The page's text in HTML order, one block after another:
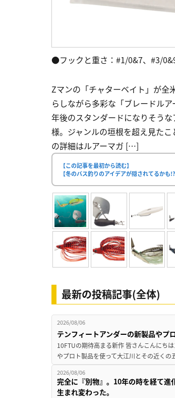
●フックと重さ：#1/0&7、#3/
Zマンの「チャターベイト」が全
らしながら多彩な「ブレードル
年後のスタンダードになりそう
様。ジャンルの垣根を超え見た
の詳細はルアーマガ […]
【この記事を最初から読む】
【冬のバス釣りのアイデアが隠されてるか
最新の投稿記事(全体)
2026/08/06
テンフィートアンダーの新製品やプ
10FTUの期待高まる新作 皆さんこんにち
やプロト製品を使って大江川とその近く
2026/08/06
完全に『別物』。10年の時を経て進
生まれ変わった。